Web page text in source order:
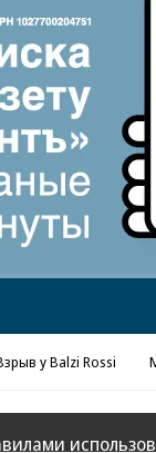
Реклама в
у Balzi Rossi